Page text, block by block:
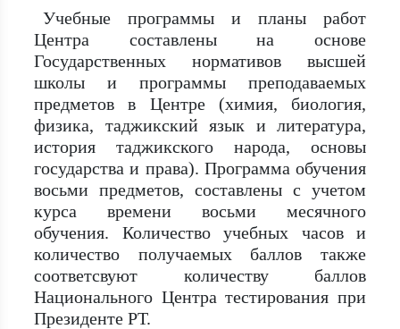
Учебные программы и планы работ
Центра составлены на основе
Государственных нормативов высшей
школы и программы преподаваемых
предметов в Центре (химия, биология,
физика, таджикский язык и литература,
история таджикского народа, основы
государства и права). Программа обучения
восьми предметов, составлены с учетом
курса времени восьми месячного
обучения. Количество учебных часов и
количество получаемых баллов также
соответсвуют количеству баллов
Национального Центра тестирования при
Президенте РТ.